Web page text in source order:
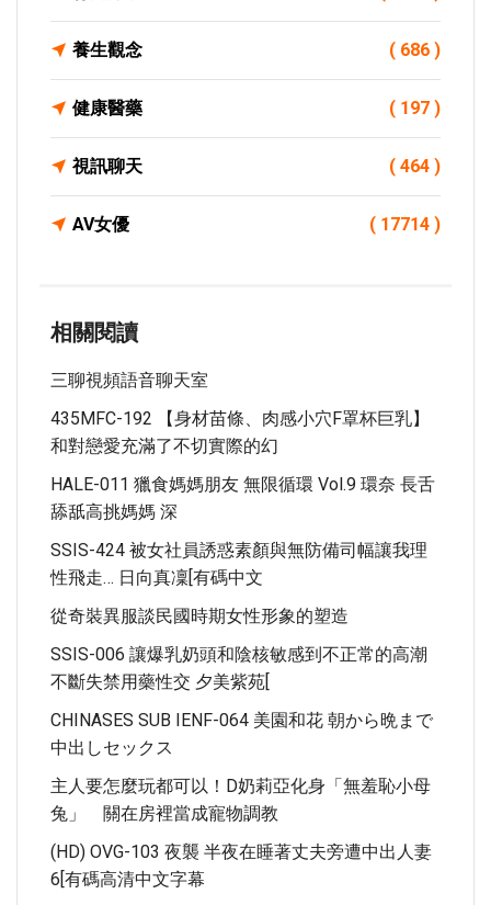
養生觀念 ( 686 )
健康醫藥 ( 197 )
視訊聊天 ( 464 )
AV女優 ( 17714 )
相關閱讀
三聊視頻語音聊天室
435MFC-192 【身材苗條、肉感小穴F罩杯巨乳】
和對戀愛充滿了不切實際的幻
HALE-011 獵食媽媽朋友 無限循環 Vol.9 環奈 長舌
舔舐高挑媽媽 深
SSIS-424 被女社員誘惑素顏與無防備司幅讓我理
性飛走… 日向真凜[有碼中文
從奇裝異服談民國時期女性形象的塑造
SSIS-006 讓爆乳奶頭和陰核敏感到不正常的高潮
不斷失禁用藥性交 夕美紫苑[
CHINASES SUB IENF-064 美園和花 朝から晩まで
中出しセックス
主人要怎麼玩都可以！D奶莉亞化身「無羞恥小母
兔」 關在房裡當成寵物調教
(HD) OVG-103 夜襲 半夜在睡著丈夫旁遭中出人妻
6[有碼高清中文字幕